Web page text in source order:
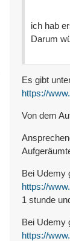
ich hab
Darum
Es gibt
https://
Von dem
Bei Udemy
https://
1 stunde
Bei Udemy
https://